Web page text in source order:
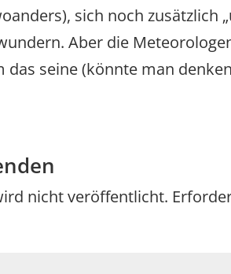
sich noch zusätzlich
Aber die
das seine (könnte man
nicht veröffentlicht.